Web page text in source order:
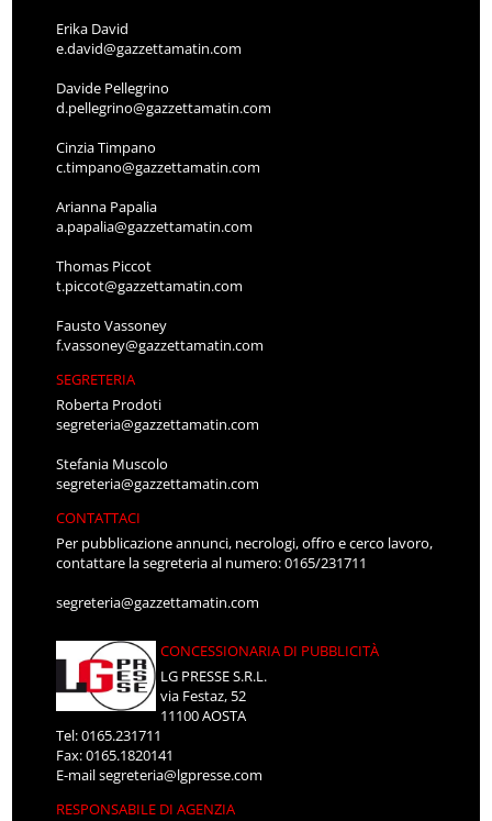
Erika David
e.david@gazzettamatin.com
Davide Pellegrino
d.pellegrino@gazzettamatin.com
Cinzia Timpano
c.timpano@gazzettamatin.com
Arianna Papalia
a.papalia@gazzettamatin.com
Thomas Piccot
t.piccot@gazzettamatin.com
Fausto Vassoney
f.vassoney@gazzettamatin.com
SEGRETERIA
Roberta Prodoti
segreteria@gazzettamatin.com
Stefania Muscolo
segreteria@gazzettamatin.com
CONTATTACI
Per pubblicazione annunci, necrologi, offro e cerco lavoro,
contattare la segreteria al numero: 0165/231711
segreteria@gazzettamatin.com
CONCESSIONARIA DI PUBBLICITÀ
LG PRESSE S.R.L.
via Festaz, 52
11100 AOSTA
Tel: 0165.231711
Fax: 0165.1820141
E-mailsegreteria@lgpresse.com
RESPONSABILE DI AGENZIA